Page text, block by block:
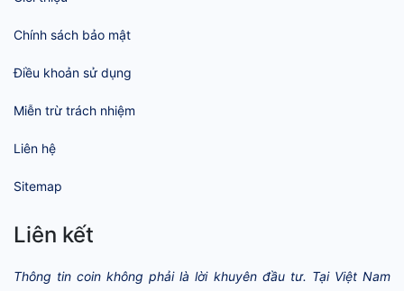
Chính sách bảo mật
Điều khoản sử dụng
Miễn trừ trách nhiệm
Liên hệ
Sitemap
Liên kết
Thông tin coin không phải là lời khuyên đầu tư. Tại Việt Nam